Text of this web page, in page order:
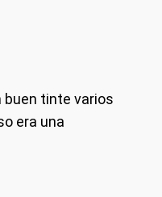
buen tinte varios
era una